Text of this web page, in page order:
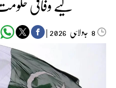
8جولائی |